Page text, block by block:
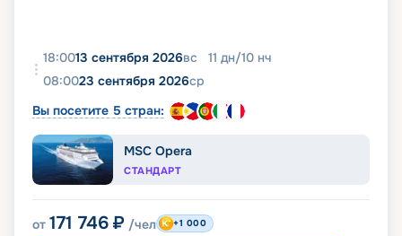
18:0013 сентября 2026вс 11 дн/10 нч
08:0023 сентября 2026ср
Вы посетите 5 стран:
MSC Opera
СТАНДАРТ
от 171 746 ₽ /чел +1 000